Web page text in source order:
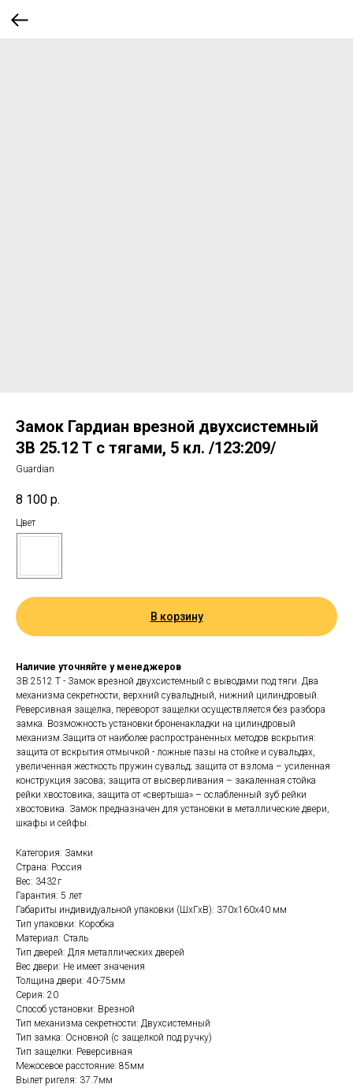
Замок Гардиан врезной двухсистемный
ЗВ 25.12 Т с тягами, 5 кл. /123:209/
Guardian
8 100 р.
Цвет
В корзину
Наличие уточняйте у менеджеров
ЗВ 2512 Т - Замок врезной двухсистемный с выводами под тяги. Два
механизма секретности, верхний сувальдный, нижний цилиндровый.
Реверсивная защелка, переворот защелки осуществляется без разбора
замка. Возможность установки броненакладки на цилиндровый
механизм.Защита от наиболее распространенных методов вскрытия:
защита от вскрытия отмычкой - ложные пазы на стойке и сувальдах,
увеличенная жесткость пружин сувальд; защита от взлома – усиленная
конструкция засова; защита от высверливания – закаленная стойка
рейки хвостовика; защита от «свертыша» – ослабленный зуб рейки
хвостовика. Замок предназначен для установки в металлические двери,
шкафы и сейфы.
Категория: Замки
Страна: Россия
Вес: 3432г
Гарантия: 5 лет
Габариты индивидуальной упаковки (ШхГхВ): 370x160x40 мм
Тип упаковки: Коробка
Материал: Сталь
Тип дверей: Для металлических дверей
Вес двери: Не имеет значения
Толщина двери: 40-75мм
Серия: 20
Способ установки: Врезной
Тип механизма секретности: Двухсистемный
Тип замка: Основной (с защелкой под ручку)
Тип защелки: Реверсивная
Межосевое расстояние: 85мм
Вылет ригеля: 37.7мм